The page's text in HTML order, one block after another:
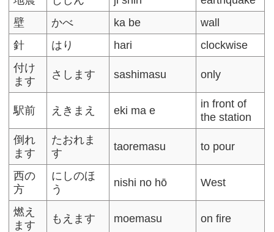
壁
かべ ka be
wall
針
はり hari
clockwise
付け
ます
さします sashimasu only
駅前 えきまえ eki ma e
in front of
the station
倒れ
ます
たおれま
す
taoremasu to pour
西の
方
にしのほ
う
nishi no hō West
燃え
ます
もえます moemasu on fire